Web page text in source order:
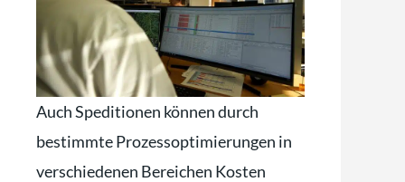
Auch Speditionen können durch
bestimmte Prozessoptimierungen in
verschiedenen Bereichen Kosten